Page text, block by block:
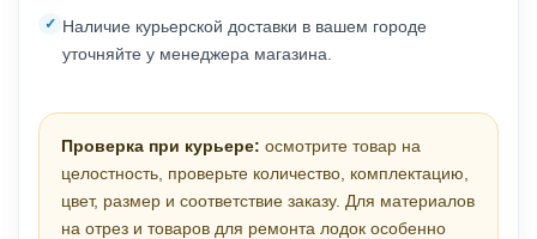
Наличие курьерской доставки в вашем городе
уточняйте у менеджера магазина.
Проверка при курьере: осмотрите товар на
целостность, проверьте количество, комплектацию,
цвет, размер и соответствие заказу. Для материалов
на отрез и товаров для ремонта лодок особенно